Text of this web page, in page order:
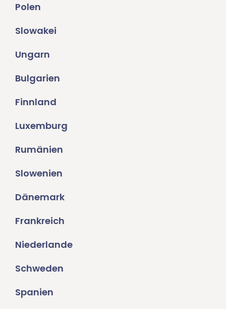
Polen
Slowakei
Ungarn
Bulgarien
Finnland
Luxemburg
Rumänien
Slowenien
Dänemark
Frankreich
Niederlande
Schweden
Spanien